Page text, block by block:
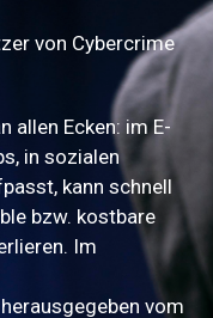
von Cybercrime
allen Ecken: im E-
in sozialen
kann schnell
bzw. kostbare
Im
vom